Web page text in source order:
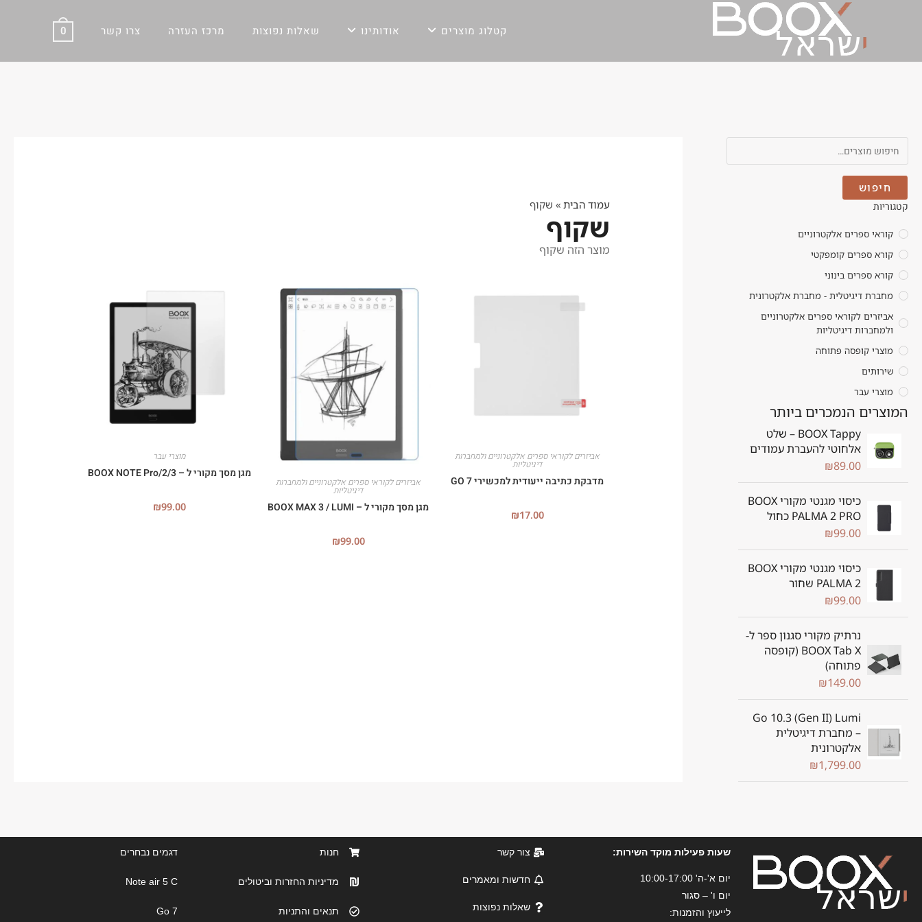
קטלוג מוצרים אודותינו שאלות נפוצות מרכז העזרה צרו קשר 0
חיפוש
קטגוריות
קוראי ספרים אלקטרוניים
קורא ספרים קומפקטי
קורא ספרים בינוני
מחברת דיגיטלית - מחברת אלקטרונית
אביזרים לקוראי ספרים אלקטרוניים
ולמחברות דיגיטליות
מוצרי קופסה פתוחה
שירותים
מוצרי עבר
המוצרים הנמכרים ביותר
BOOX Tappy – שלט
אלחוטי להעברת עמודים
₪89.00
כיסוי מגנטי מקורי BOOX
PALMA 2 PRO כחול
₪99.00
כיסוי מגנטי מקורי BOOX
PALMA 2 שחור
₪99.00
נרתיק מקורי סגנון ספר ל-
BOOX Tab X (קופסה
פתוחה)
₪149.00
Go 10.3 (Gen II) Lumi
– מחברת דיגיטלית
אלקטרונית
₪1,799.00
עמוד הבית» שקוף
שקוף
מוצר הזה שקוף
אביזרים לקוראי ספרים אלקטרוניים ולמחברות
דיגיטליות
מדבקת כתיבה ייעודית למכשירי GO 7
₪17.00
אביזרים לקוראי ספרים אלקטרוניים ולמחברות
דיגיטליות
מגן מסך מקורי ל – BOOX MAX 3 / LUMI
₪99.00
מוצרי עבר
מגן מסך מקורי ל – BOOX NOTE Pro/2/3
₪99.00
שעות פעילות מוקד השירות:
יום א'-ה' 10:00-17:00
יום ו' – סגור
לייעוץ והזמנות:
צור קשר
חדשות ומאמרים
שאלות נפוצות
חנות
מדיניות החזרות וביטולים
תנאים והתניות
דגמים נבחרים
Note air 5 C
Go 7